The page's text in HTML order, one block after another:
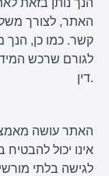
האתר, לצורך
קשר. כמו כן, הנך
לגורם שרכש
דין.
אינו יכול להבטיח
לגישה בלתי